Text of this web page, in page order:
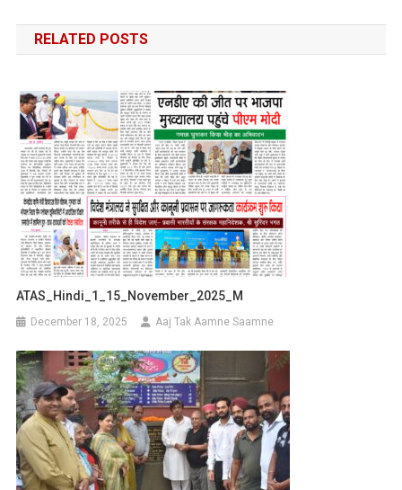
navigation
RELATED POSTS
ATAS_Hindi_1_15_November_2025_M
December 18, 2025 Aaj Tak Aamne Saamne